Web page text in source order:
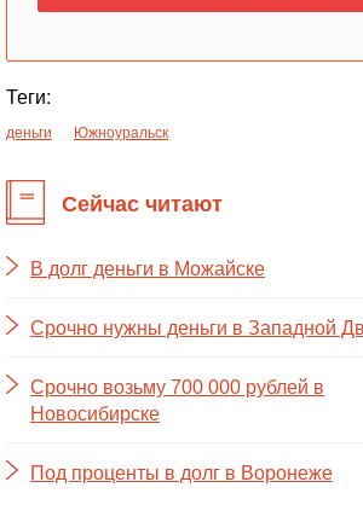
Теги:
деньги Южноуральск
Сейчас читают
В долг деньги в Можайске
Срочно нужны деньги в Западной
Срочно возьму 700 000 рублей в
Новосибирске
Под проценты в долг в Воронеже